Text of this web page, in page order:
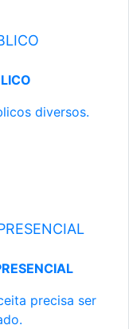
diversos.
precisa ser